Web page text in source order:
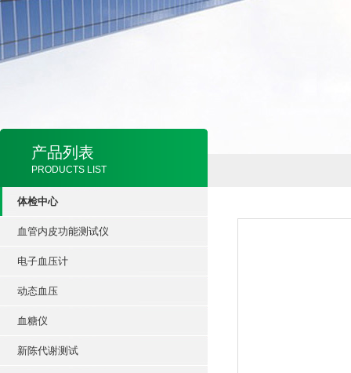
产品列表
PRODUCTS LIST
体检中心
血管内皮功能测试仪
电子血压计
动态血压
血糖仪
新陈代谢测试